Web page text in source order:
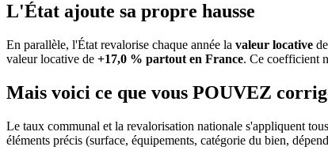
L'État ajoute sa propre hausse
En parallèle, l'État revalorise chaque année la valeur locative
valeur locative de +17,0 % partout en France. Ce coefficient
Mais voici ce que vous POUVEZ
Le taux communal et la revalorisation nationale s'appliquent
éléments précis (surface, équipements, catégorie du bien,